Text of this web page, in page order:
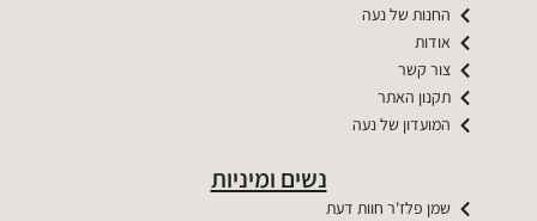
החנות של נעה
אודות
צור קשר
תקנון האתר
המועדון של נעה
נשים ומיניות
שמן פלז'ר חוות דעת